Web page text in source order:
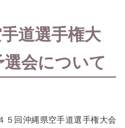
道選手権大
会について
５回沖縄県空手道選手権大会